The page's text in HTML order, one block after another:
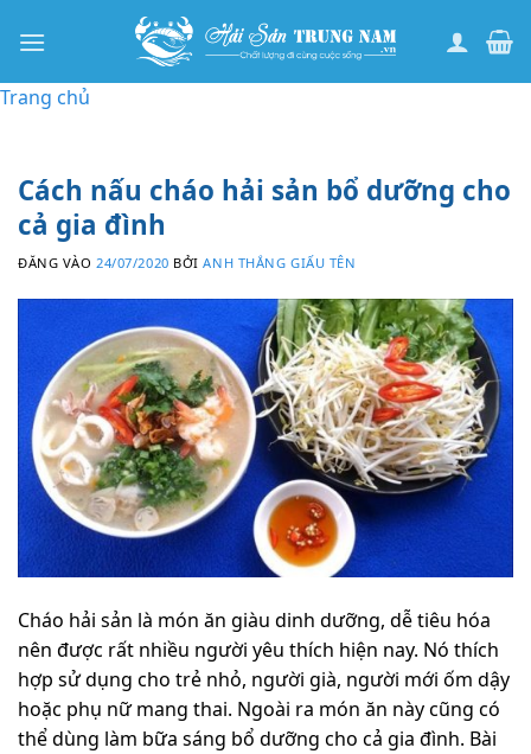
qua
dung
Trang chủ
Cách nấu cháo hải sản bổ dưỡng cho
cả gia đình
ĐĂNG VÀO 24/07/2020 BỞIANH THẮNG GIẤU TÊN
Cháo hải sản là món ăn giàu dinh dưỡng, dễ tiêu hóa
nên được rất nhiều người yêu thích hiện nay. Nó thích
hợp sử dụng cho trẻ nhỏ, người già, người mới ốm dậy
hoặc phụ nữ mang thai. Ngoài ra món ăn này cũng có
thể dùng làm bữa sáng bổ dưỡng cho cả gia đình. Bài